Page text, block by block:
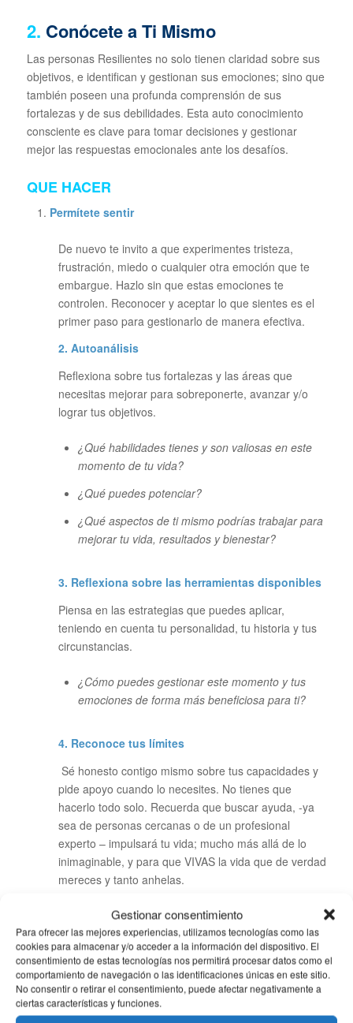
Gestionar consentimiento
Para ofrecer las mejores experiencias, utilizamos tecnologías como las
cookies para almacenar y/o acceder a la información del dispositivo. El
consentimiento de estas tecnologías nos permitirá procesar datos como el
comportamiento de navegación o las identificaciones únicas en este sitio.
No consentir o retirar el consentimiento, puede afectar negativamente a
ciertas características y funciones.
2. Conócete a Ti Mismo
Las personas Resilientes no solo tienen claridad sobre sus
objetivos, e identifican y gestionan sus emociones; sino que
también poseen una profunda comprensión de sus
fortalezas y de sus debilidades. Esta auto conocimiento
consciente es clave para tomar decisiones y gestionar
mejor las respuestas emocionales ante los desafíos.
QUE HACER
Permítete sentir
De nuevo te invito a que experimentes tristeza,
frustración, miedo o cualquier otra emoción que te
embargue. Hazlo sin que estas emociones te
controlen. Reconocer y aceptar lo que sientes es el
primer paso para gestionarlo de manera efectiva.
2. Autoanálisis
Reflexiona sobre tus fortalezas y las áreas que
necesitas mejorar para sobreponerte, avanzar y/o
lograr tus objetivos.
¿Qué habilidades tienes y son valiosas en este
momento de tu vida?
¿Qué puedes potenciar?
¿Qué aspectos de ti mismo podrías trabajar para
mejorar tu vida, resultados y bienestar?
3. Reflexiona sobre las herramientas disponibles
Piensa en las estrategias que puedes aplicar,
teniendo en cuenta tu personalidad, tu historia y tus
circunstancias.
¿Cómo puedes gestionar este momento y tus
emociones de forma más beneficiosa para ti?
4. Reconoce tus límites
Sé honesto contigo mismo sobre tus capacidades y
pide apoyo cuando lo necesites. No tienes que
hacerlo todo solo. Recuerda que buscar ayuda, -ya
sea de personas cercanas o de un profesional
experto – impulsará tu vida; mucho más allá de lo
inimaginable, y para que VIVAS la vida que de verdad
mereces y tanto anhelas.
¡ Apuesta por TI !
Vital Coaching 15 años de experiencia
sumando éxitos…
Coaching Profesional y Personal